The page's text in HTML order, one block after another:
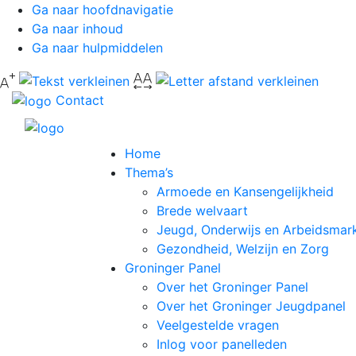
Ga naar hoofdnavigatie
Ga naar inhoud
Ga naar hulpmiddelen
Contact
Home
Thema’s
Armoede en Kansengelijkheid
Brede welvaart
Jeugd, Onderwijs en
Gezondheid, Welzijn en Zorg
Groninger Panel
Over het Groninger Panel
Over het Groninger Jeugdpanel
Veelgestelde vragen
Inlog voor panelleden